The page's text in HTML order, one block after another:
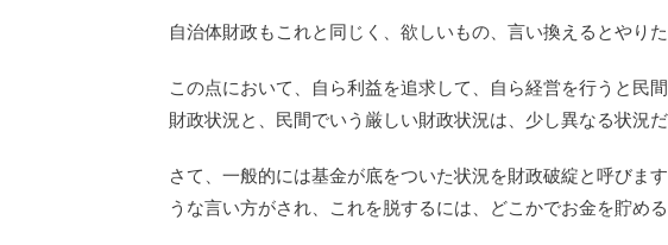
自治体財政もこれと同じく、欲しいもの、言い換えるとやり
この点において、自ら利益を追求して、自ら経営を行うと民
財政状況と、民間でいう厳しい財政状況は、少し異なる状況
さて、一般的には基金が底をついた状況を財政破綻と呼びま
うな言い方がされ、これを脱するには、どこかでお金を貯め